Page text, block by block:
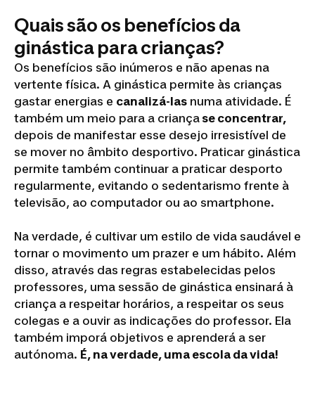
Quais são os benefícios da
ginástica para crianças?
Os benefícios são inúmeros e não apenas na
vertente física. A ginástica permite às crianças
gastar energias e canalizá-las numa atividade. É
também um meio para a criançase concentrar,
depois de manifestar esse desejo irresistível de
se mover no âmbito desportivo. Praticar ginástica
permite também continuar a praticar desporto
regularmente, evitando o sedentarismo frente à
televisão, ao computador ou ao smartphone.
Na verdade, é cultivar um estilo de vida saudável e
tornar o movimento um prazer e um hábito. Além
disso, através das regras estabelecidas pelos
professores, uma sessão de ginástica ensinará à
criança a respeitar horários, a respeitar os seus
colegas e a ouvir as indicações do professor. Ela
também imporá objetivos e aprenderá a ser
autónoma. É, na verdade, uma escola da vida!